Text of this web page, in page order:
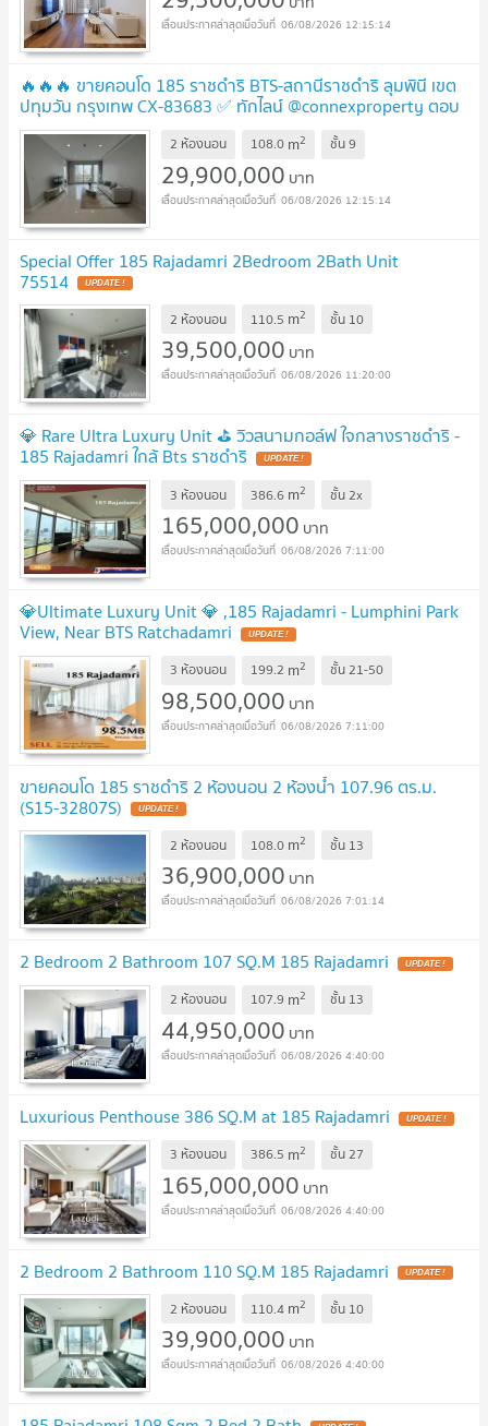
06/08/2026 12:15:14
🔥🔥🔥 ขายคอนโด 185 ราชดำริ BTS-สถานีราชดำริ ลุมพินี เขต
ปทุมวัน กรุงเทพ CX-83683 ✅ ทักไลน์ @connexproperty ตอบ
ทันที ทีมงานมืออาชีพ ✅ 🔥🔥🔥
2 ห้องนอน 108.0 m2 ชั้น9
29,900,000 บาท
06/08/2026 12:15:14
Special Offer 185 Rajadamri 2Bedroom 2Bath Unit
75514 UPDATE !
2 ห้องนอน 110.5 m2 ชั้น 10
39,500,000 บาท
06/08/2026 11:20:00
💎 Rare Ultra Luxury Unit ⛳ วิวสนามกอล์ฟ ใจกลางราชดำริ -
185 Rajadamri ใกล้ Bts ราชดำริ UPDATE !
3 ห้องนอน 386.6 m2 ชั้น2x
165,000,000 บาท
06/08/2026 7:11:00
💎Ultimate Luxury Unit 💎 ,185 Rajadamri - Lumphini Park
View, Near BTS Ratchadamri UPDATE !
3 ห้องนอน 199.2 m2 ชั้น21-50
98,500,000 บาท
06/08/2026 7:11:00
ขายคอนโด 185 ราชดำริ 2 ห้องนอน 2 ห้องน้ำ 107.96 ตร.ม.
(S15-32807S) UPDATE !
2 ห้องนอน 108.0 m2 ชั้น 13
36,900,000 บาท
06/08/2026 7:01:14
2 Bedroom 2 Bathroom 107 SQ.M 185 Rajadamri UPDATE !
2 ห้องนอน 107.9 m2 ชั้น 13
44,950,000 บาท
06/08/2026 4:40:00
Luxurious Penthouse 386 SQ.M at 185 Rajadamri UPDATE !
3 ห้องนอน 386.5 m2 ชั้น27
165,000,000 บาท
06/08/2026 4:40:00
2 Bedroom 2 Bathroom 110 SQ.M 185 Rajadamri UPDATE !
2 ห้องนอน 110.4 m2 ชั้น 10
39,900,000 บาท
06/08/2026 4:40:00